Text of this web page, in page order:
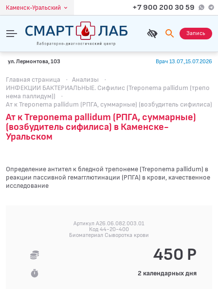
Каменск-Уральский +7 900 200 30 59
Запись
ул. Лермонтова, 103 Врач 13.07.,15.07.2026
Главная страница · Анализы
·
ИНФЕКЦИИ БАКТЕРИАЛЬНЫЕ. Сифилис (Treponema pallidum (трепо
нема паллидум))
·
Ат к Treponema pallidum (РПГА, суммарные) (возбудитель сифилиса)
Ат к Treponema pallidum (РПГА, суммарные)
(возбудитель сифилиса) в Каменске-
Уральском
Определение антител к бледной трепонеме (Treponema pallidum) в
реакции пассивной гемагглютинации (РПГА) в крови, качественное
исследование
Артикул A26.06.082.003.01
Код 44-20-400
Биоматериал Сыворотка крови
450 Р
2 календарных дня